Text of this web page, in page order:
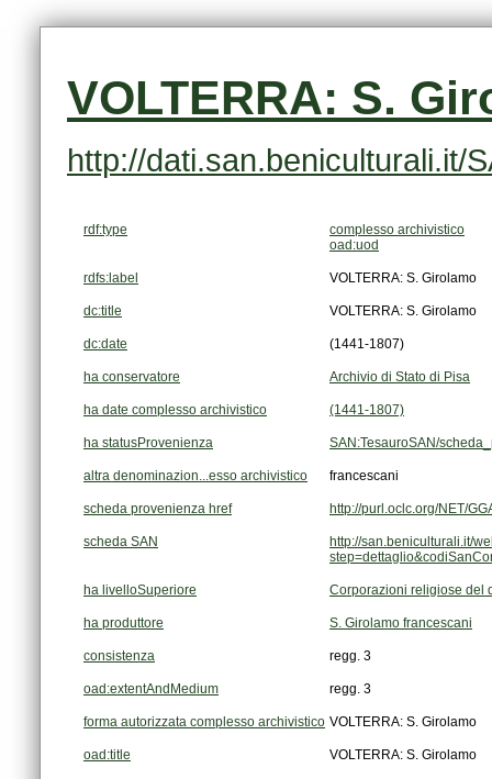
VOLTERRA: S.
http://dati.san.beniculturali.it/
rdf:type
complesso archivistico
oad:uod
rdfs:label VOLTERRA: S. Girolamo
dc:title VOLTERRA: S. Girolamo
dc:date (1441-1807)
ha conservatore Archivio di Stato di Pisa
ha date complesso archivistico (1441-1807)
ha statusProvenienza SAN:TesauroSAN/
altra denominazion...esso archivistico francescani
scheda provenienza href http://purl.oclc.org/NET/
scheda SAN
ha livelloSuperiore Corporazioni religiose del
ha produttore S. Girolamo francescani
consistenza regg. 3
oad:extentAndMedium regg. 3
forma autorizzata complesso archivistico VOLTERRA: S. Girolamo
oad:title VOLTERRA: S. Girolamo